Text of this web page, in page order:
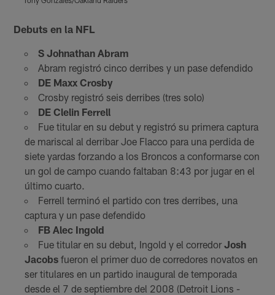
Debuts en la NFL
S Johnathan Abram
Abram registró cinco derribes y un pase defendido
DE Maxx Crosby
Crosby registró seis derribes (tres solo)
DE Clelin Ferrell
Fue titular en su debut y registró su primera captura
de mariscal al derribar Joe Flacco para una perdida de
siete yardas forzando a los Broncos a conformarse con
un gol de campo cuando faltaban 8:43 por jugar en el
último cuarto.
Ferrell terminó el partido con tres derribes, una
captura y un pase defendido
FB Alec Ingold
Fue titular en su debut, Ingold y el corredor Josh
Jacobsfueron el primer duo de corredores novatos en
ser titulares en un partido inaugural de temporada
desde el 7 de septiembre del 2008 (Detroit Lions -